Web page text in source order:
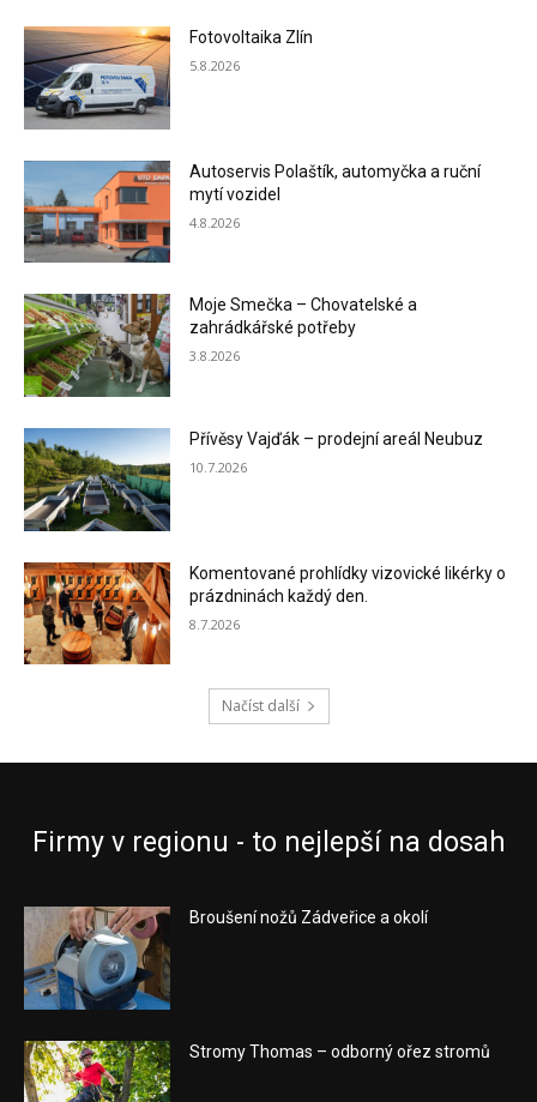
Fotovoltaika Zlín
5.8.2026
Autoservis Polaštík, automyčka a ruční
mytí vozidel
4.8.2026
Moje Smečka – Chovatelské a
zahrádkářské potřeby
3.8.2026
Přívěsy Vajďák – prodejní areál Neubuz
10.7.2026
Komentované prohlídky vizovické likérky o
prázdninách každý den.
8.7.2026
Načíst další
Firmy v regionu - to nejlepší na dosah
Broušení nožů Zádveřice a okolí
Stromy Thomas – odborný ořez stromů